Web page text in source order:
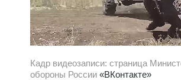
Кадр видеозаписи: страница
обороны России «ВКонтакте»